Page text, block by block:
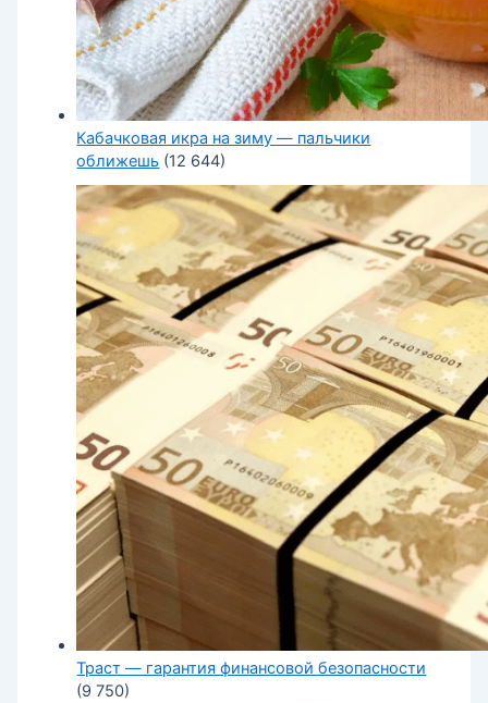
Кабачковая икра на зиму — пальчики
оближешь (12 644)
Траст — гарантия финансовой безопасности
(9 750)